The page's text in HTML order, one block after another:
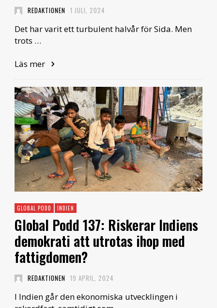
REDAKTIONEN 1 JULI, 2024
Det har varit ett turbulent halvår för Sida. Men
trots …
Läs mer
GLOBAL PODD INDIEN
Global Podd 137: Riskerar Indiens
demokrati att utrotas ihop med
fattigdomen?
REDAKTIONEN 19 APRIL, 2024
I Indien går den ekonomiska utvecklingen i